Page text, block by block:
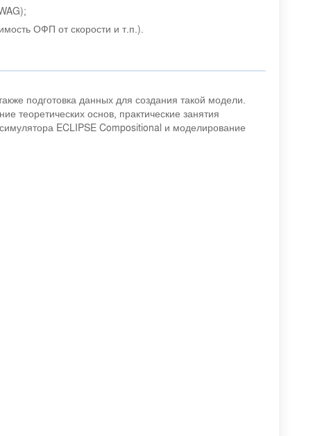
ОФП от скорости и т.п.).
подготовка данных для создания такой модели.
теоретических основ, практические занятия
ECLIPSE Compositional и моделирование